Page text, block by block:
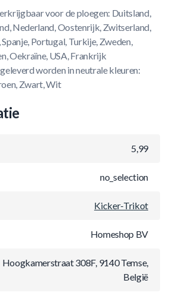
voor de ploegen: Duitsland,
Nederland, Oostenrijk, Zwitserland,
Portugal, Turkije, Zweden,
Oekraïne, USA, Frankrijk
worden in neutrale kleuren:
Zwart, Wit
5,99
no_selection
Kicker-Trikot
Homeshop BV
Hoogkamerstraat 308F, 9140 Temse,
België